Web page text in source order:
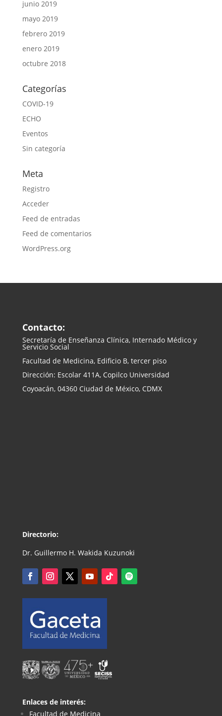
junio 2019
mayo 2019
febrero 2019
enero 2019
octubre 2018
Categorías
COVID-19
ECHO
Eventos
Sin categoría
Meta
Registro
Acceder
Feed de entradas
Feed de comentarios
WordPress.org
Contacto:
Secretaría de Enseñanza Clínica, Internado Médico y
Servicio Social
Facultad de Medicina, Edificio B, tercer piso
Dirección: Escolar 411A, Copilco Universidad
Coyoacán, 04360 Ciudad de México, CDMX
Directorio:
Dr. Guillermo H. Wakida Kuzunoki
Enlaces de interés:
Facultad de Medicina